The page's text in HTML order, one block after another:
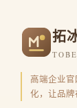
拓
高端企业官
化，让品牌